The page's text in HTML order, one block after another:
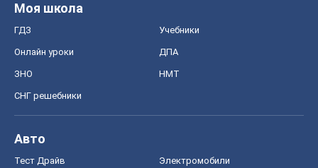
Моя школа
ГДЗ Учебники
Онлайн уроки ДПА
ЗНО НМТ
СНГ решебники
Авто
Тест Драйв Электромобили